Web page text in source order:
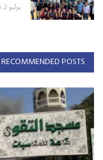
يوليو 3, 2025
RECOMMENDED POSTS